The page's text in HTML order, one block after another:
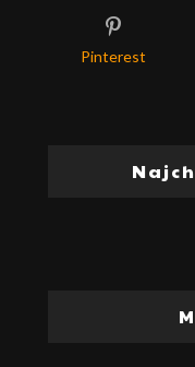
Pinterest